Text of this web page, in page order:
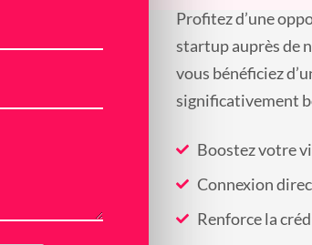
Profitez d’une
startup auprès de
vous bénéficiez
significativement
Boostez votre
Connexion
Renforce la